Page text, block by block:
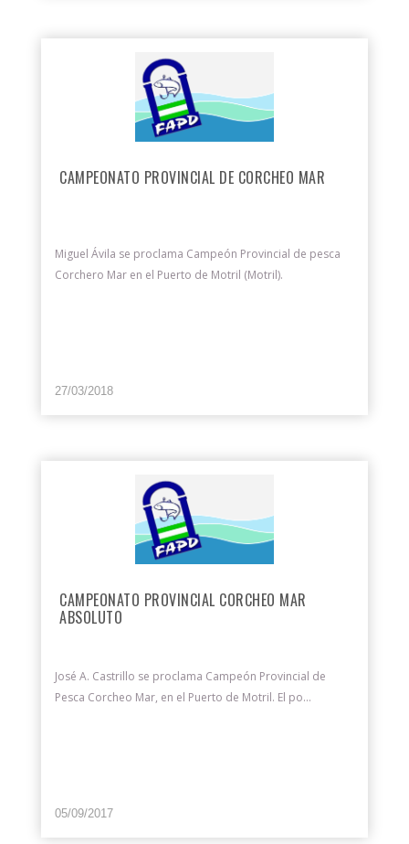
CAMPEONATO PROVINCIAL DE CORCHEO MAR
Miguel Ávila se proclama Campeón Provincial de pesca
Corchero Mar en el Puerto de Motril (Motril).
27/03/2018
CAMPEONATO PROVINCIAL CORCHEO MAR
ABSOLUTO
José A. Castrillo se proclama Campeón Provincial de
Pesca Corcheo Mar, en el Puerto de Motril. El po...
05/09/2017